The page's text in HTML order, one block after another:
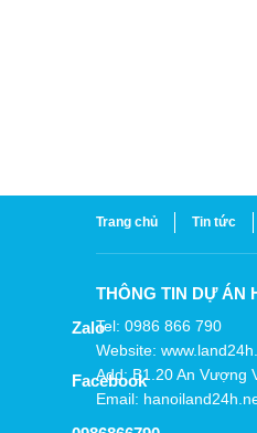
Trang chủ Tin tức
THÔNG TIN DỰ ÁN
Tel: 0986 866 790
Website:
Add: B1.20 An Vượng
Email:
Zalo
Facebook